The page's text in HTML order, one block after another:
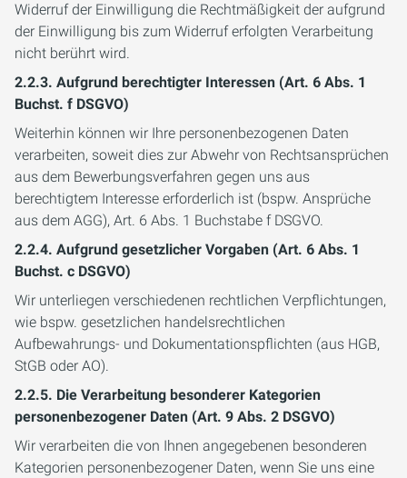
Widerruf der Einwilligung die Rechtmäßigkeit der aufgrund
der Einwilligung bis zum Widerruf erfolgten Verarbeitung
nicht berührt wird.
2.2.3. Aufgrund berechtigter Interessen (Art. 6 Abs. 1
Buchst. f DSGVO)
Weiterhin können wir Ihre personenbezogenen Daten
verarbeiten, soweit dies zur Abwehr von Rechtsansprüchen
aus dem Bewerbungsverfahren gegen uns aus
berechtigtem Interesse erforderlich ist (bspw. Ansprüche
aus dem AGG), Art. 6 Abs. 1 Buchstabe f DSGVO.
2.2.4. Aufgrund gesetzlicher Vorgaben (Art. 6 Abs. 1
Buchst. c DSGVO)
Wir unterliegen verschiedenen rechtlichen Verpflichtungen,
wie bspw. gesetzlichen handelsrechtlichen
Aufbewahrungs- und Dokumentationspflichten (aus HGB,
StGB oder AO).
2.2.5. Die Verarbeitung besonderer Kategorien
personenbezogener Daten (Art. 9 Abs. 2 DSGVO)
Wir verarbeiten die von Ihnen angegebenen besonderen
Kategorien personenbezogener Daten, wenn Sie uns eine